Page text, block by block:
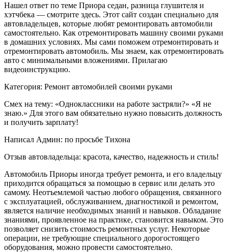
Нашел ответ по теме Приора седан, разница глушителя и
хэтчбека — смотрите здесь. Этот сайт создан специально для
автовладельцев, которые любят ремонтировать автомобили
самостоятельно. Как отремонтировать машину своими руками
в домашних условиях. Мы сами поможем отремонтировать и
отремонтировать автомобиль. Мы знаем, как отремонтировать
авто с минимальными вложениями. Прилагаю
видеоинструкцию.
Категория: Ремонт автомобилей своими руками
Смех на тему: «Одноклассники на работе застряли?» «Я не
знаю.» Для этого вам обязательно нужно повысить должность
и получить зарплату!
Написал Админ: по просьбе Тихона
Отзыв автовладельца: красота, качество, надежность и стиль!
Автомобиль Приоры иногда требует ремонта, и его владельцу
приходится обращаться за помощью в сервис или делать это
самому. Неотъемлемой частью любого обращения, связанного
с эксплуатацией, обслуживанием, диагностикой и ремонтом,
является наличие необходимых знаний и навыков. Обладание
знаниями, проявленное на практике, становится навыком. Это
позволяет снизить стоимость ремонтных услуг. Некоторые
операции, не требующие специального дорогостоящего
оборудования, можно провести самостоятельно.